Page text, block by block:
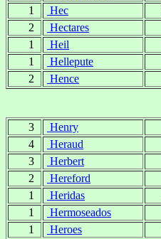
1
Hec
2
Hectares
1
Heil
1
Hellepute
2
Hence
3 Henry
4
Heraud
3
Herbert
2
Hereford
1
Heridas
1
Hermoseados
1
Heroes